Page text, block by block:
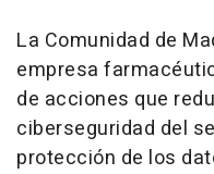
La Comunidad de
empresa
de acciones que
ciberseguridad del
protección de los